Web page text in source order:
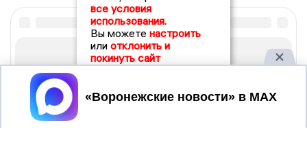
все условия
использования.
Вы можете настроить
или отклонить и
покинуть сайт
Принять